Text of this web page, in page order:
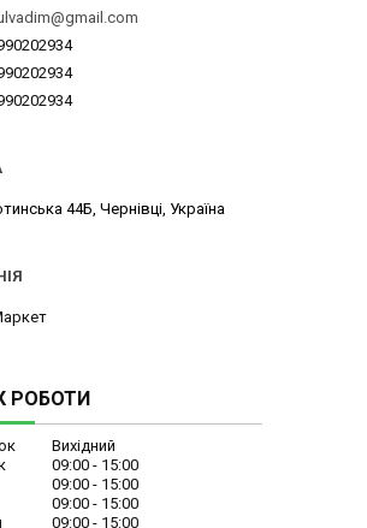
44Б, Чернівці, Україна
РОБОТИ
Вихідний
09:00
15:00
09:00
15:00
09:00
15:00
09:00 15:00